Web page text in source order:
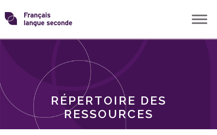
Skip
toTransformons
langue
RÉPERTOIRE DES
RESSOURCES
THÈMES